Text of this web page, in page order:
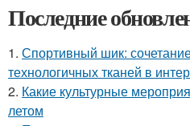
Последние
1. Спортивный шик:
технологичных тканей в
2. Какие культурные
летом